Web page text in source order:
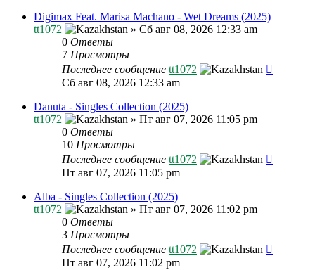
Digimax Feat. Marisa Machano - Wet Dreams (2025)
tt1072
» Сб авг 08, 2026 12:33 am
0 Ответы
7 Просмотры
Последнее сообщение tt1072
Сб авг 08, 2026 12:33 am
Danuta - Singles Collection (2025)
tt1072
» Пт авг 07, 2026 11:05 pm
0 Ответы
10 Просмотры
Последнее сообщение tt1072
Пт авг 07, 2026 11:05 pm
Alba - Singles Collection (2025)
tt1072
» Пт авг 07, 2026 11:02 pm
0 Ответы
3 Просмотры
Последнее сообщение tt1072
Пт авг 07, 2026 11:02 pm